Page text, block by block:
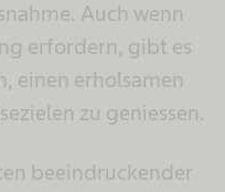
Auch wenn
erfordern, gibt es
einen erholsamen
zu geniessen.
beeindruckender